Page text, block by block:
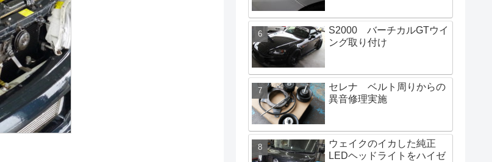
S2000 バーチカルGTウイ
ング取り付け
セレナ ベルト周りからの
異音修理実施
ウェイクのイカした純正
LEDヘッドライトをハイゼ